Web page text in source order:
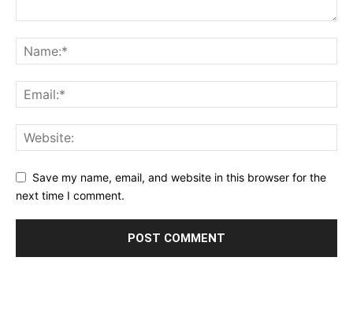
Save my name, email, and website in this browser for the
next time I comment.